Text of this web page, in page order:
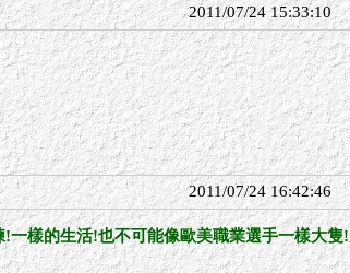
2011/07/24 15:33:10
2011/07/24 16:42:46
一樣的生活!也不可能像歐美職業選手一樣大